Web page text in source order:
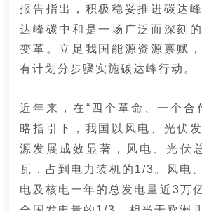
报告指出， 积极稳妥推进碳达
达峰碳中和是一场广泛而深刻
变革。立足我国能源资源禀赋
有计划分步骤实施碳达峰行动。
近年来，在“四个革命、一个合
略指引下，我国以风电、光伏
源发展成效显著，风电、光伏
瓦，占到电力装机的1/3。风电
电及核电一年的总发电量近3万